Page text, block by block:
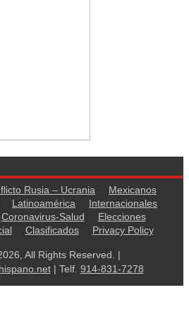
Rusia – Ucrania
Mexicanos
Latinoamérica
Internacionales
Coronavirus-Salud
Elecciones
Clasificados Privacy Policy
All Rights Reserved. |
| Telf. 914-831-7278